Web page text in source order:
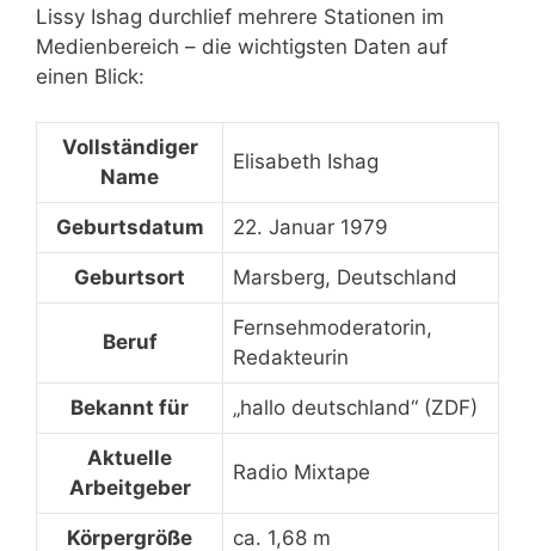
Lissy Ishag durchlief mehrere Stationen im
Medienbereich – die wichtigsten Daten auf
einen Blick:
Vollständiger
Name
Elisabeth Ishag
Geburtsdatum 22. Januar 1979
Geburtsort Marsberg, Deutschland
Beruf
Fernsehmoderatorin,
Redakteurin
Bekannt für „hallo deutschland“ (ZDF)
Aktuelle
Arbeitgeber
Radio Mixtape
Körpergröße ca. 1,68 m